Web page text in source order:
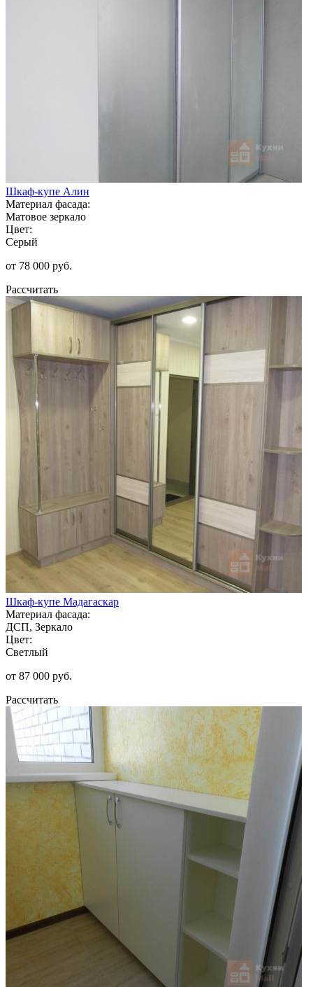
Шкаф-купе Алин
Материал фасада:
Матовое зеркало
Цвет:
Серый
от 78 000 руб.
Рассчитать
Шкаф-купе Мадагаскар
Материал фасада:
ДСП, Зеркало
Цвет:
Светлый
от 87 000 руб.
Рассчитать